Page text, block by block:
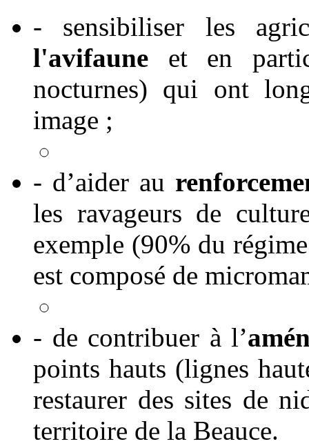
- sensibiliser les
l'avifaune et en
nocturnes) qui ont
image ;
- d’aider au
les ravageurs de
exemple (90% du
est composé de
- de contribuer à l’
points hauts (lignes
restaurer des sites de
territoire de la Beauce.